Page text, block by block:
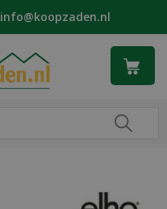
info@koopzaden.nl